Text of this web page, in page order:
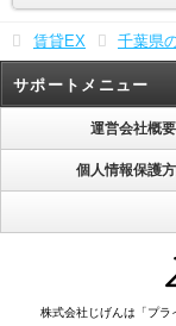
賃貸EX 千葉県
サポートメニュー
運営会社概要
個人情報保護
株式会社じげんは「プラ